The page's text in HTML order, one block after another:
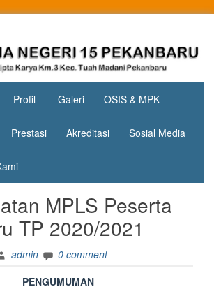
Profil Galeri OSIS & MPK
Prestasi Akreditasi Sosial Media
MPLS Peserta
TP 2020/2021
admin
0 comment
PENGUMUMAN